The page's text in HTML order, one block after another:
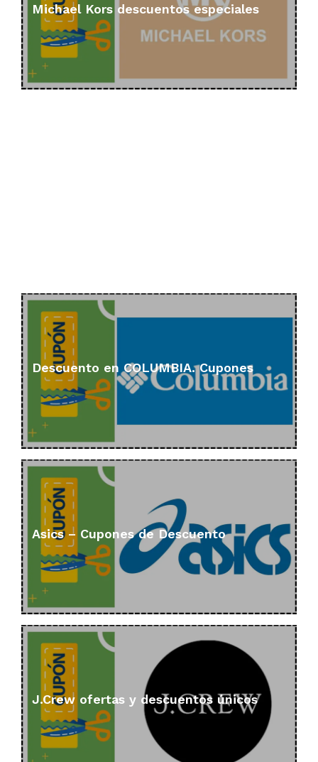
Michael Kors descuentos especiales
Descuento en COLUMBIA. Cupones
Asics – Cupones de Descuento
J.Crew ofertas y descuentos únicos